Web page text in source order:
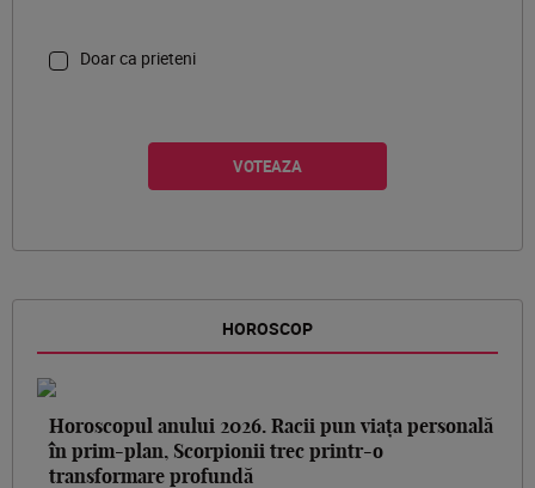
Doar ca prieteni
HOROSCOP
Horoscopul anului 2026. Racii pun viața personală
în prim-plan, Scorpionii trec printr-o
transformare profundă